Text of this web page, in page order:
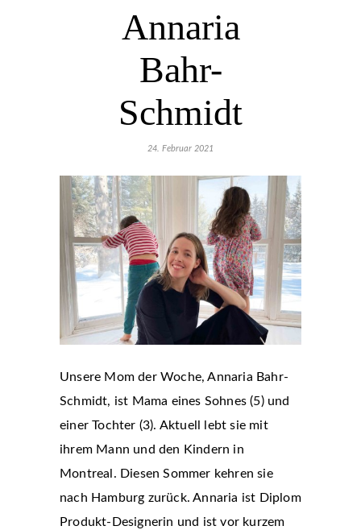
Annaria
Bahr-
Schmidt
24. Februar 2021
Unsere Mom der Woche, Annaria Bahr-
Schmidt, ist Mama eines Sohnes (5) und
einer Tochter (3). Aktuell lebt sie mit
ihrem Mann und den Kindern in
Montreal. Diesen Sommer kehren sie
nach Hamburg zurück. Annaria ist Diplom
Produkt-Designerin und ist vor kurzem